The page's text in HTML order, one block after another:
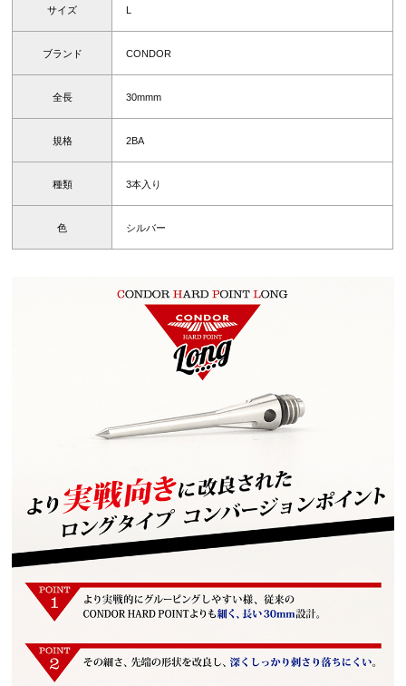
サイズ L
ブランド CONDOR
全長 30mmm
規格 2BA
種類 3本入り
色 シルバー